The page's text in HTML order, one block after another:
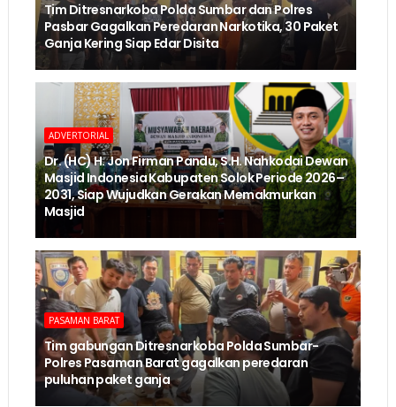
Tim Ditresnarkoba Polda Sumbar dan Polres
Pasbar Gagalkan Peredaran Narkotika, 30 Paket
Ganja Kering Siap Edar Disita
ADVERTORIAL
Dr. (HC) H. Jon Firman Pandu, S.H. Nahkodai Dewan
Masjid Indonesia Kabupaten Solok Periode 2026–
2031, Siap Wujudkan Gerakan Memakmurkan
Masjid
PASAMAN BARAT
Tim gabungan Ditresnarkoba Polda Sumbar-
Polres Pasaman Barat gagalkan peredaran
puluhan paket ganja